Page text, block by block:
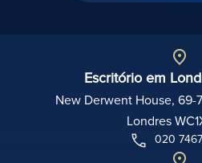
Escritório em
New Derwent House, 69-
Londres
020